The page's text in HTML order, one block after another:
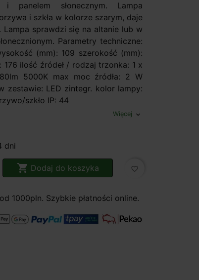
i panelem słonecznym. Lampa
i szkła w kolorze szarym, daje
Lampa sprawdzi się na altanie lub w
Parametry techniczne:
(mm): 109 szerokość (mm):
176 ilość źródeł / rodzaj trzonka: 1 x
5000K max moc źródła: 2 W
zestawie: LED zintegr. kolor lampy:
szkło IP: 44
Więcej expand_more
dni
 Dodaj do koszyka favorite_border
1000pln. Szybkie płatności online.